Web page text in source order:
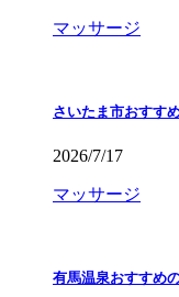
マッサージ
さいたま市おすす
2026/7/17
マッサージ
有馬温泉おすすめ